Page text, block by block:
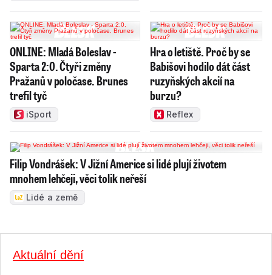
ONLINE: Mladá Boleslav -
Sparta 2:0. Čtyři změny
Pražanů v poločase. Brunes
trefil tyč
iSport
Hra o letiště. Proč by se
Babišovi hodilo dát část
ruzyňských akcií na
burzu?
Reflex
Filip Vondrášek: V Jižní Americe si lidé plují životem
mnohem lehčeji, věci tolik neřeší
Lidé a země
Aktuální dění